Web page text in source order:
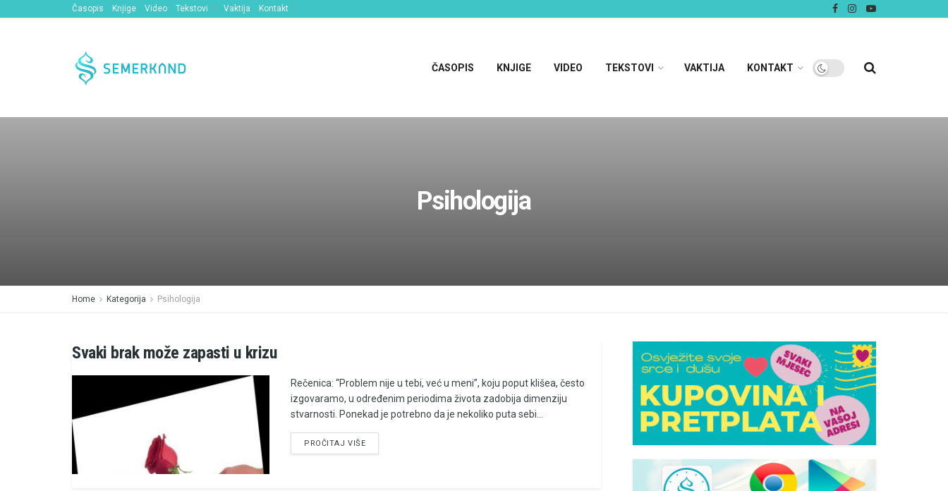
Časopis Knjige Video Tekstovi Vaktija Kontakt
ČASOPIS KNJIGE VIDEO TEKSTOVI VAKTIJA KONTAKT
Psihologija
Home Kategorija Psihologija
Svaki brak može zapasti u krizu
Rečenica: “Problem nije u tebi, već u meni”, koju poput klišea, često
izgovaramo, u određenim periodima života zadobija dimenziju
stvarnosti. Ponekad je potrebno da je nekoliko puta sebi...
PROČITAJ VIŠE